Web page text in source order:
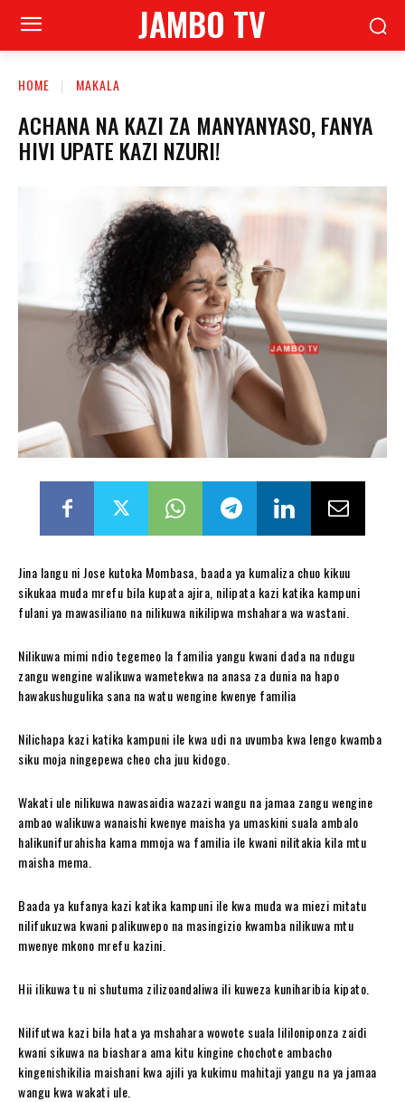
JAMBO TV
HOME MAKALA
ACHANA NA KAZI ZA MANYANYASO, FANYA
HIVI UPATE KAZI NZURI!
Jina langu ni Jose kutoka Mombasa, baada ya kumaliza chuo kikuu
sikukaa muda mrefu bila kupata ajira, nilipata kazi katika kampuni
fulani ya mawasiliano na nilikuwa nikilipwa mshahara wa wastani.
Nilikuwa mimi ndio tegemeo la familia yangu kwani dada na ndugu
zangu wengine walikuwa wametekwa na anasa za dunia na hapo
hawakushugulika sana na watu wengine kwenye familia
Nilichapa kazi katika kampuni ile kwa udi na uvumba kwa lengo kwamba
siku moja ningepewa cheo cha juu kidogo.
Wakati ule nilikuwa nawasaidia wazazi wangu na jamaa zangu wengine
ambao walikuwa wanaishi kwenye maisha ya umaskini suala ambalo
halikunifurahisha kama mmoja wa familia ile kwani nilitakia kila mtu
maisha mema.
Baada ya kufanya kazi katika kampuni ile kwa muda wa miezi mitatu
nilifukuzwa kwani palikuwepo na masingizio kwamba nilikuwa mtu
mwenye mkono mrefu kazini.
Hii ilikuwa tu ni shutuma zilizoandaliwa ili kuweza kuniharibia kipato.
Nilifutwa kazi bila hata ya mshahara wowote suala lililoniponza zaidi
kwani sikuwa na biashara ama kitu kingine chochote ambacho
kingenishikilia maishani kwa ajili ya kukimu mahitaji yangu na ya jamaa
wangu kwa wakati ule.